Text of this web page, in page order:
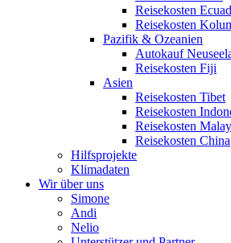
Reisekosten
Reisekosten
Pazifik & Ozeanien
Autokauf
Reisekosten Fiji
Asien
Reisekosten Tibet
Reisekosten
Reisekosten
Reisekosten China
Hilfsprojekte
Klimadaten
Wir über uns
Simone
Andi
Nelio